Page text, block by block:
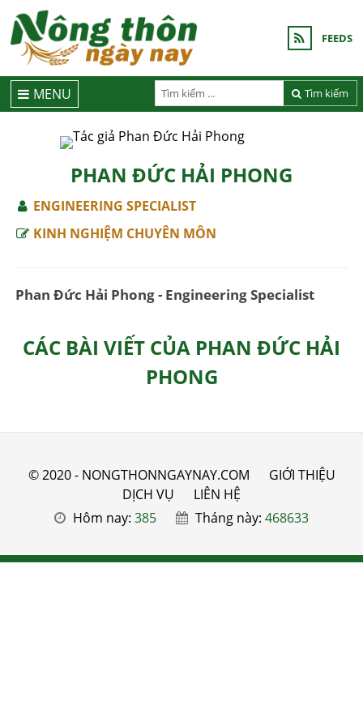
FEEDS
Tìm kiếm
MENU
PHAN ĐỨC HẢI PHONG
ENGINEERING SPECIALIST
KINH NGHIỆM CHUYÊN MÔN
Phan Đức Hải Phong - Engineering Specialist
CÁC BÀI VIẾT CỦA PHAN ĐỨC HẢI
PHONG
© 2020 - NONGTHONNGAYNAY.COM
GIỚI THIỆU
DỊCH VỤ
LIÊN HỆ
Hôm nay: 385 Tháng này: 468633